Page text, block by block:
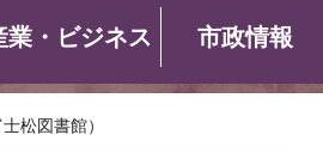
業・ビジネス 市政情報
松図書館）